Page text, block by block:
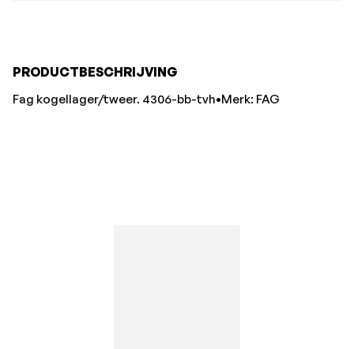
PRODUCTBESCHRIJVING
Fag kogellager/tweer. 4306-bb-tvh•Merk: FAG